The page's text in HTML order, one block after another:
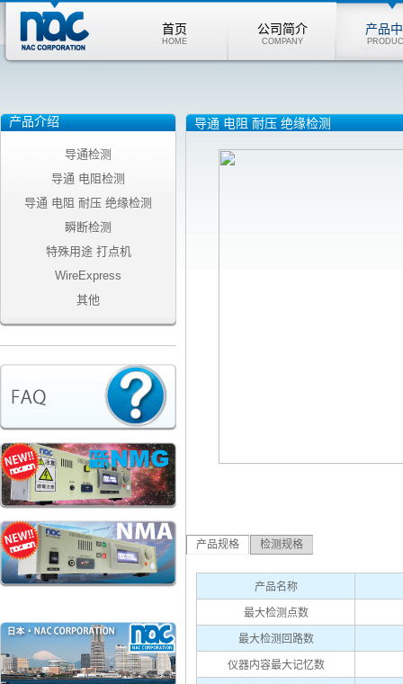
首页
HOME
公司简介
COMPANY
产品
产品介绍
导通检测
导通 电阻检测
导通 电阻 耐压 绝缘检测
瞬断检测
特殊用途 打点机
WireExpress
其他
导通 电阻 耐压 绝缘检测
产品规格 检测规格
产品名称
最大检测点数
最大检测回路数
仪器内容最大记忆数